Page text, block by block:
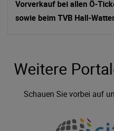
Vorverkauf bei allen Ö-
sowie beim TVB Hall-
Weitere
Schauen Sie vorbei auf